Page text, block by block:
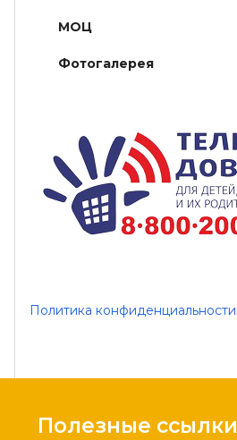
МОЦ
Фотогалерея
Политика конфиденциальности
Полезные ссылки